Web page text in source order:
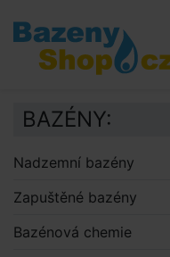
Přejít na obsah
Přejít k
Klávesové zkratky
BAZÉNY:
Nadzemní bazény
Zapuštěné bazény
Bazénová chemie